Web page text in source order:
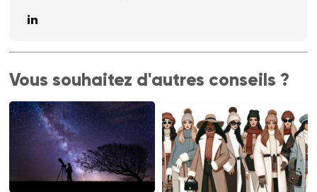
Vous souhaitez d'autres conseils ?